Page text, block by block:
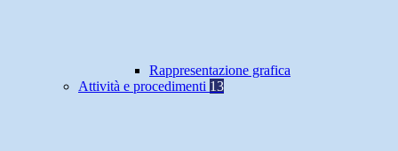
Rappresentazione grafica
Attività e procedimenti 13